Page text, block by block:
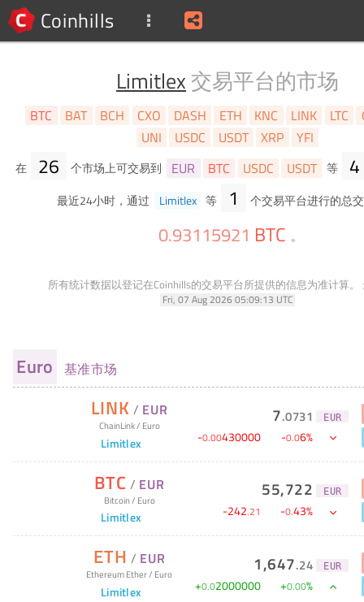
Coinhills
Limitlex 交易平台的市场
BTC BAT BCH CXO DASH ETH KNC LINK LTC
UNI
USDC USDT XRP YFI
在 26 个市场上可交易到 EUR BTC USDC USDT 等 4
最近24小时，通过 Limitlex 等 1 个交易平台进行的总
0.93115921 BTC 。
所有统计数据以登记在Coinhills的交易平台所提供的信息为准计算。
Fri, 07 Aug 2026 05:09:13 UTC
Euro 基准市场
LINK / EUR
ChainLink/ Euro
Limitlex
7.0731 EUR
-0.00430000 -0.06%
BTC / EUR
Bitcoin/ Euro
Limitlex
55,722 EUR
-242.21 -0.43%
ETH / EUR
Ethereum Ether/ Euro
Limitlex
1,647.24 EUR
+0.02000000 +0.00%